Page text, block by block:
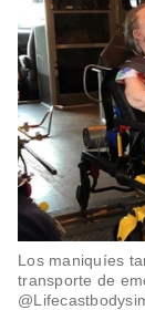
Los maniquíes
transporte de